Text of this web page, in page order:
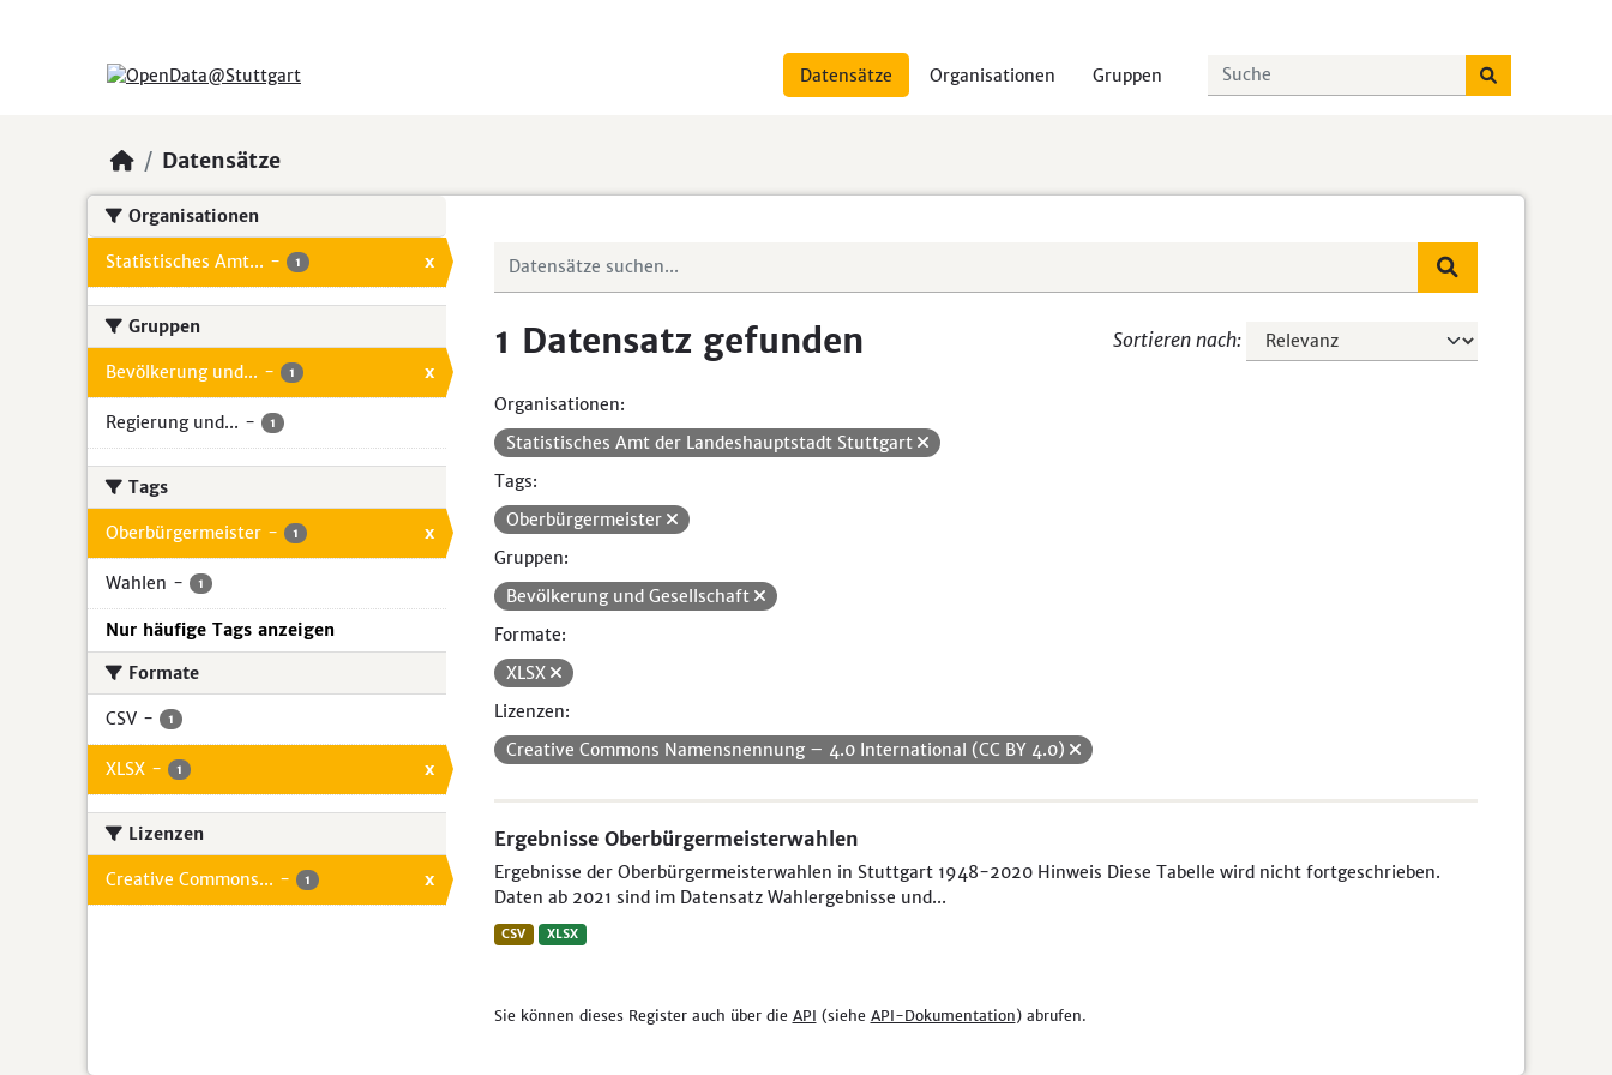
Datensätze Organisationen Gruppen
Datensätze
Organisationen
Statistisches Amt... - 1 x
Gruppen
Bevölkerung und... - 1 x
Regierung und... - 1
Tags
Oberbürgermeister - 1 x
Wahlen - 1
Nur häufige Tags anzeigen
Formate
CSV - 1
XLSX - 1 x
Lizenzen
Creative Commons... - 1 x
Sortieren nach
1 Datensatz gefunden
Organisationen:
Statistisches Amt der Landeshauptstadt Stuttgart
Tags:
Oberbürgermeister
Gruppen:
Bevölkerung und Gesellschaft
Formate:
XLSX
Lizenzen:
Creative Commons Namensnennung – 4.0 International (CC BY 4.0)
Ergebnisse Oberbürgermeisterwahlen
Ergebnisse der Oberbürgermeisterwahlen in Stuttgart 1948-2020 Hinweis Diese Tabelle wird nicht fortgeschrieben.
Daten ab 2021 sind im Datensatz Wahlergebnisse und...
CSV XLSX
Sie können dieses Register auch über die API (siehe API-Dokumentation) abrufen.